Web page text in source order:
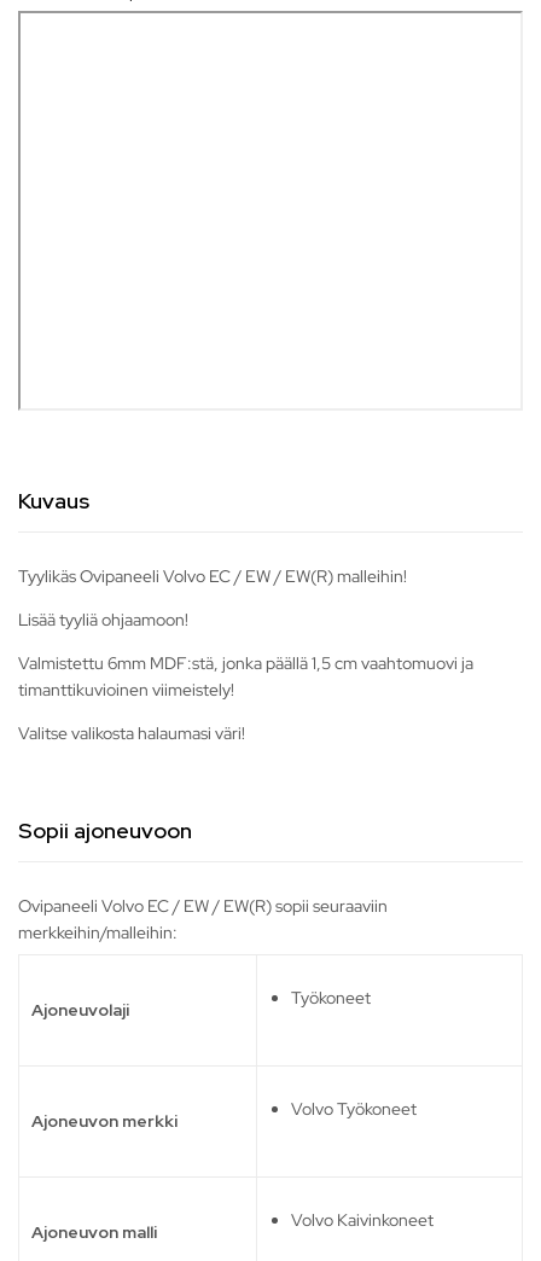
Kuvaus
Tyylikäs Ovipaneeli Volvo EC / EW / EW(R) malleihin!
Lisää tyyliä ohjaamoon!
Valmistettu 6mm MDF:stä, jonka päällä 1,5 cm vaahtomuovi ja
timanttikuvioinen viimeistely!
Valitse valikosta halaumasi väri!
Sopii ajoneuvoon
Ovipaneeli Volvo EC / EW / EW(R) sopii seuraaviin
merkkeihin/malleihin:
Ajoneuvolaji
Työkoneet
Ajoneuvon merkki
Volvo Työkoneet
Ajoneuvon malli
Volvo Kaivinkoneet